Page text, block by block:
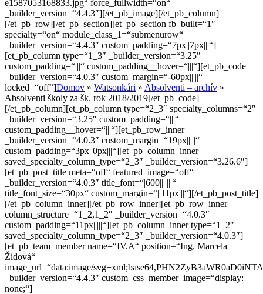
e1587053168833.jpg“ force_fullwidth=“on“
_builder_version=“4.4.3″][/et_pb_image][/et_pb_column]
[/et_pb_row][/et_pb_section][et_pb_section fb_built=“1″
specialty=“on“ module_class_1=“submenurow“
_builder_version=“4.4.3″ custom_padding=“7px||7px|||“]
[et_pb_column type=“1_3″ _builder_version=“3.25″
custom_padding=“|||“ custom_padding__hover=“|||“][et_pb_code
_builder_version=“4.0.3″ custom_margin=“-60px|||||“
locked=“off“]Domov » Watsonkári » Absolventi – archív »
Absolventi školy za šk. rok 2018/2019[/et_pb_code]
[/et_pb_column][et_pb_column type=“2_3″ specialty_columns=“2″
_builder_version=“3.25″ custom_padding=“|||“
custom_padding__hover=“|||“][et_pb_row_inner
_builder_version=“4.0.3″ custom_margin=“19px|||||“
custom_padding=“3px||0px|||“][et_pb_column_inner
saved_specialty_column_type=“2_3″ _builder_version=“3.26.6″]
[et_pb_post_title meta=“off“ featured_image=“off“
_builder_version=“4.0.3″ title_font=“|600|||||||“
title_font_size=“30px“ custom_margin=“||11px|||“][/et_pb_post_title]
[/et_pb_column_inner][/et_pb_row_inner][et_pb_row_inner
column_structure=“1_2,1_2″ _builder_version=“4.0.3″
custom_padding=“11px|||||“][et_pb_column_inner type=“1_2″
saved_specialty_column_type=“2_3″ _builder_version=“4.0.3″]
[et_pb_team_member name=“IV.A“ position=“Ing. Marcela
Židová“
image_url=“data:image/
_builder_version=“4.4.3″ custom_css_member_image=“display:
none;“]